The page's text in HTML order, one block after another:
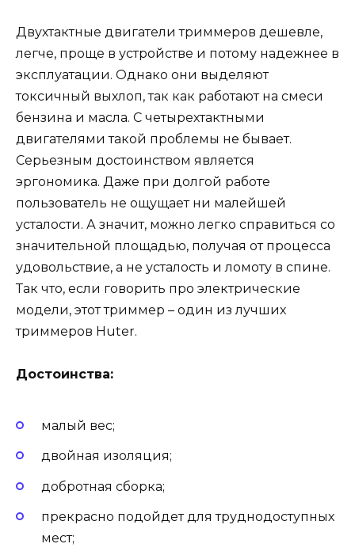
Двухтактные двигатели триммеров дешевле,
легче, проще в устройстве и потому надежнее в
эксплуатации. Однако они выделяют
токсичный выхлоп, так как работают на смеси
бензина и масла. С четырехтактными
двигателями такой проблемы не бывает.
Серьезным достоинством является
эргономика. Даже при долгой работе
пользователь не ощущает ни малейшей
усталости. А значит, можно легко справиться со
значительной площадью, получая от процесса
удовольствие, а не усталость и ломоту в спине.
Так что, если говорить про электрические
модели, этот триммер – один из лучших
триммеров Huter.
Достоинства:
малый вес;
двойная изоляция;
добротная сборка;
прекрасно подойдет для труднодоступных
мест;